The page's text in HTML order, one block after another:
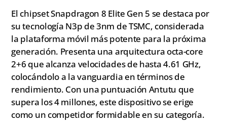
El chipset Snapdragon 8 Elite Gen 5 se destaca por
su tecnología N3p de 3nm de TSMC, considerada
la plataforma móvil más potente para la próxima
generación. Presenta una arquitectura octa-core
2+6 que alcanza velocidades de hasta 4.61 GHz,
colocándolo a la vanguardia en términos de
rendimiento. Con una puntuación Antutu que
supera los 4 millones, este dispositivo se erige
como un competidor formidable en su categoría.